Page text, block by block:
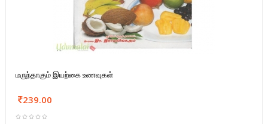
மருந்தாகும் இயற்கை உணவுகள்
239.00